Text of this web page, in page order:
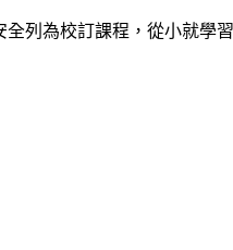
列為校訂課程，從小就